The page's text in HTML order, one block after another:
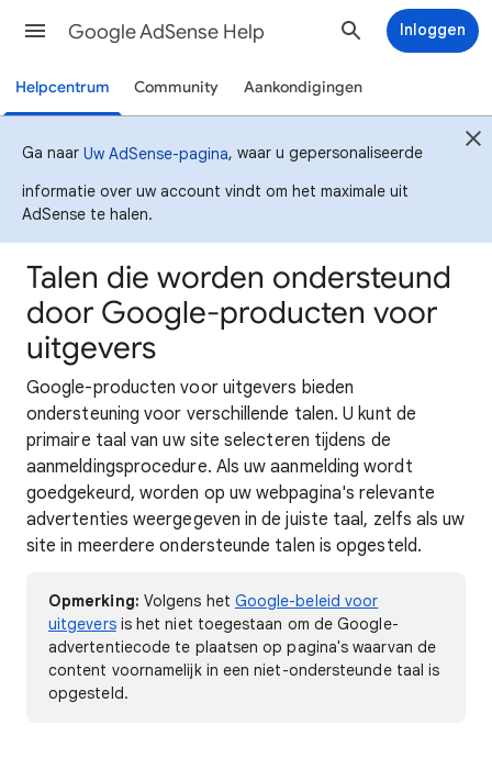
Google AdSense Help Inloggen
Helpcentrum Community Aankondigingen
Ga naar Uw AdSense-pagina, waar u gepersonaliseerde
informatie over uw account vindt om het maximale uit
AdSense te halen.
Talen die worden ondersteund
door Google-producten voor
uitgevers
Google-producten voor uitgevers bieden
ondersteuning voor verschillende talen. U kunt de
primaire taal van uw site selecteren tijdens de
aanmeldingsprocedure. Als uw aanmelding wordt
goedgekeurd, worden op uw webpagina's relevante
advertenties weergegeven in de juiste taal, zelfs als uw
site in meerdere ondersteunde talen is opgesteld.
Opmerking: Volgens het Google-beleid voor
uitgeversis het niet toegestaan om de Google-
advertentiecode te plaatsen op pagina's waarvan de
content voornamelijk in een niet-ondersteunde taal is
opgesteld.